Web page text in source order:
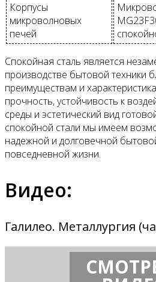
Корпусы
микроволновых
печей
Спокойная сталь является
производстве бытовой техники
преимуществам и
прочность, устойчивость к
среды и эстетический вид
спокойной стали мы имеем
надежной и долговечной
повседневной жизни.
Видео:
Галилео. Металлургия